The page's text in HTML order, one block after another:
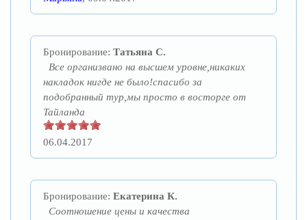
Бронирование: Татьяна С.
Все организвано на высшем уровне,никаких
накладок нигде не было!спасибо за
подобранный тур,мы просто в восторге от
Тайланда
06.04.2017
Бронирование: Екатерина К.
Соотношение цены и качества